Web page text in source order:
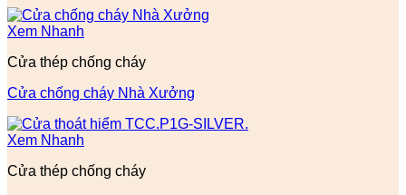
Xem Nhanh
Cửa thép chống cháy
Cửa chống cháy Nhà Xưởng
Xem Nhanh
Cửa thép chống cháy